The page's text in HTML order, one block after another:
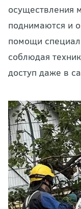
осуществления
поднимаются и
помощи
соблюдая
доступ даже в